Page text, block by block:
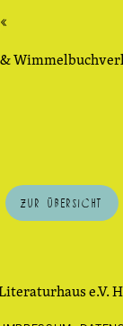
Zur Übersicht
e.V.